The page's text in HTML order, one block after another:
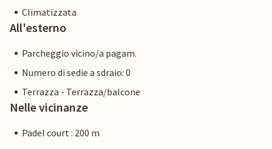
Climatizzata
All'esterno
Parcheggio vicino/a pagam.
Numero di sedie a sdraio: 0
Terrazza - Terrazza/balcone
Nelle vicinanze
Padel court : 200 m